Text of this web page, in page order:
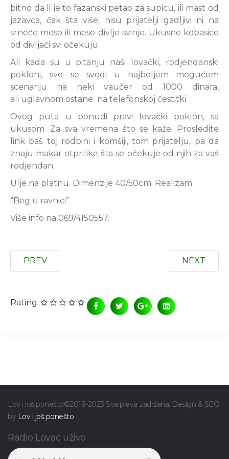
bitno da li je to fazanski petao za supicu, ili mast od
jazavca, čak šta više, nisu prijatelji gadljivi ni na
srneće meso ili meso divlje svinje. Ukusne kobasice
od divljači svi očekuju.
Ali kada su u pitanju naši lovački, rodjendanski
pokloni, sve se svodi u najboljem mogućem
scenariju na neki vaučer od 1000 dinara,
ali uglavnom ostane na telefonskoj čestitki.
Ovog puta u ponudi pravi lovački poklon, sa
ukusom. Za sva vremena što se kaže. Prosledite
link baš toj rodbini i komšiji, tom prijatelju, pa da
znaju makar otprilike šta se očekuje od njih za vaš
rodjendan.
Ulje na platnu. Dimenzije 40/50cm. Realizam.
“Beg u ravnici”
Više info na 069/4150557.
PREV NEXT
Rating:
Lov i još ponešto©2019-2023 Sva prava zadržana. Design & SEO
by Lov i još ponešto
Radio Lovac uživo